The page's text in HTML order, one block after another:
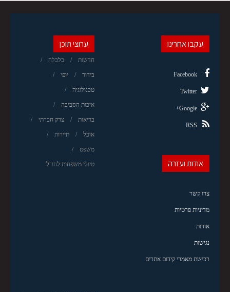
ערוצי תוכן
חדשות כלכלה
בידור יופי
טכנולוגיה
איכות הסביבה
בריאות צדק חברתי
אוכל תיירות
משפט
טיולי משפחות לחו"ל
עקבו אחרינו
Facebook
Twitter
Google+
RSS
אודות ועזרה
צרו קשר
מדיניות פרטיות
אודות
נגישות
רכישת מאמרי קידום אתרים